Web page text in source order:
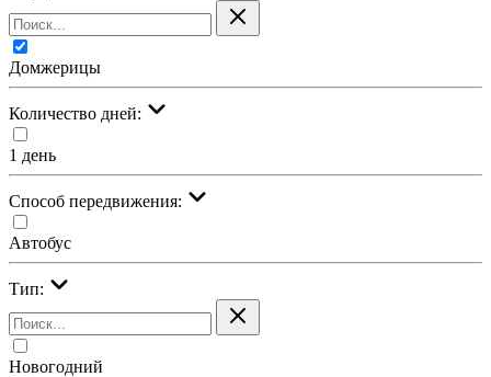
Домжерицы
Количество дней:
1 день
Cпособ передвижения:
Автобус
Тип:
Новогодний